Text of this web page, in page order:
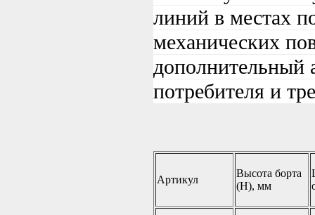
линий в местах
механических
дополнительный
потребителя и
Артикул
Высота борта
(H), мм